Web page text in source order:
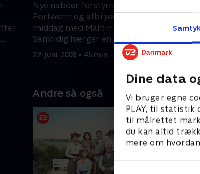
Dine data
Vi bruger egne
PLAY, til
til målrettet
du kan altid
mere om
Nye naboer forstyrrer freden i
Portwenn og afbryder endda en
middag med Martin og Louisa.
Samtidig hærger en række af
bilhærværk i byen.
27. juni 2008 • 45 min
Andre så også